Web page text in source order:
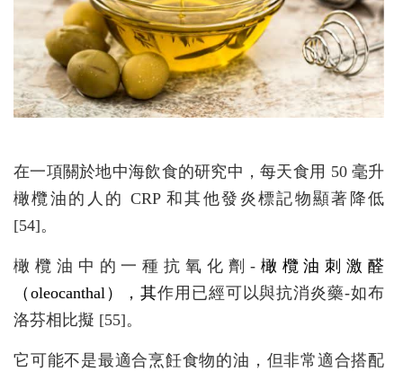
在一項關於地中海飲食的研究中，每天食用 50 毫升
橄欖油的人的 CRP 和其他發炎標記物顯著降低
[54]。
橄欖油中的一種抗氧化劑-橄欖油刺激醛
（oleocanthal），其作用已經可以與抗消炎藥-如布
洛芬相比擬 [55]。
它可能不是最適合烹飪食物的油，但非常適合搭配